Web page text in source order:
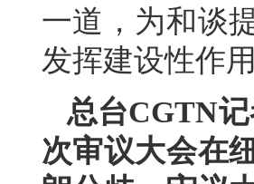
一道，为和谈
发挥建设性作用
总台CGTN
次审议大会在